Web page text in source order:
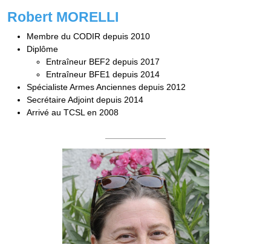
Robert MORELLI
Membre du CODIR depuis 2010
Diplôme
Entraîneur BEF2 depuis 2017
Entraîneur BFE1 depuis 2014
Spécialiste Armes Anciennes depuis 2012
Secrétaire Adjoint depuis 2014
Arrivé au TCSL en 2008